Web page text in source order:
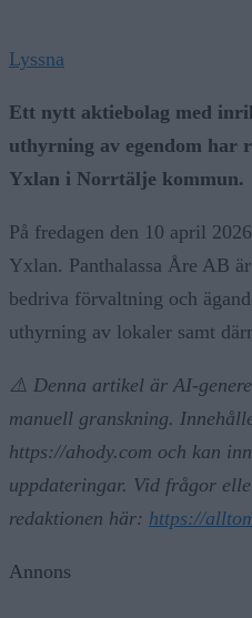
Lyssna
Ett nytt aktiebolag med
uthyrning av egendom har
Yxlan i Norrtälje kommun.
På fredagen den 10 april
Yxlan. Panthalassa Åre AB
bedriva förvaltning och
uthyrning av lokaler samt
⚠️ Denna artikel är AI-
manuell granskning.
https://ahody.com och kan
uppdateringar. Vid frågor
redaktionen här: https://
Annons